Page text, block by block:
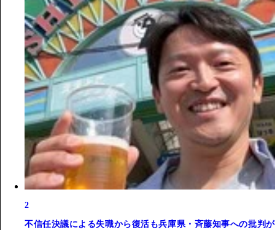
2
不信任決議による失職から復活も兵庫県・斉藤知事への批判が